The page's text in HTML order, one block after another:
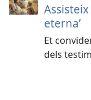
eterna’
Et
dels